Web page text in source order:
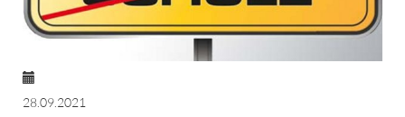
28.09.2021